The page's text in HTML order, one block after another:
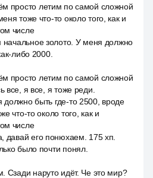
просто летим по самой сложной
тоже что-то около того, как и
числе
начальное золото. У меня должно
либо 2000.
просто летим по самой сложной
все, я все, я тоже реди.
должно быть где-то 2500, вроде
что-то около того, как и
числе
давай его понюхаем. 175 хп.
было почти понял.
Сзади наруто идёт. Че это мир?